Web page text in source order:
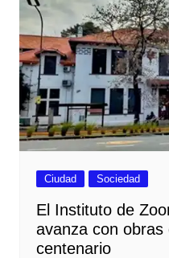
Ciudad Sociedad
El Instituto de
avanza con obras
centenario